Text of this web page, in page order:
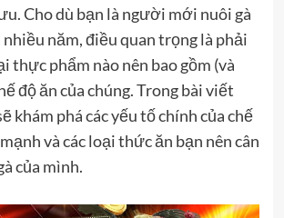
Cho dù bạn là người mới nuôi gà
nhiều năm, điều quan trọng là phải
thực phẩm nào nên bao gồm (và
độ ăn của chúng. Trong bài viết
khám phá các yếu tố chính của chế
và các loại thức ăn bạn nên cân
của mình.